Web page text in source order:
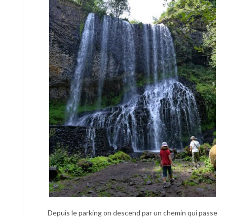
Depuis le parking on descend par un chemin qui passe